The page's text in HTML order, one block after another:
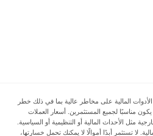
المالية على مخاطر عالية بما في ذلك خطر
مناسبًا لجميع المستثمرين. أسعار العملات
مثل الأحداث المالية أو التنظيمية أو السياسية.
لا تستثمر أبدًا أموالًا لا يمكنك تحمل خسارتها،